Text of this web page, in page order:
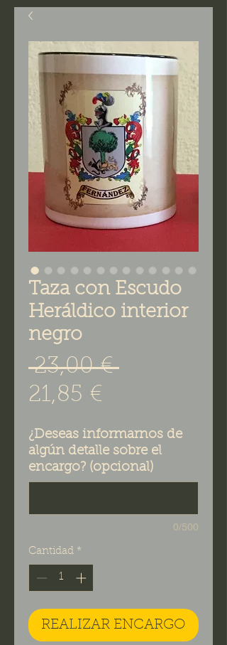
Taza con Escudo
Heráldico interior
negro
23,00 € Precio
21,85 €
¿Deseas informarnos de
algún detalle sobre el
encargo? (opcional)
0/500
Cantidad *
REALIZAR ENCARGO